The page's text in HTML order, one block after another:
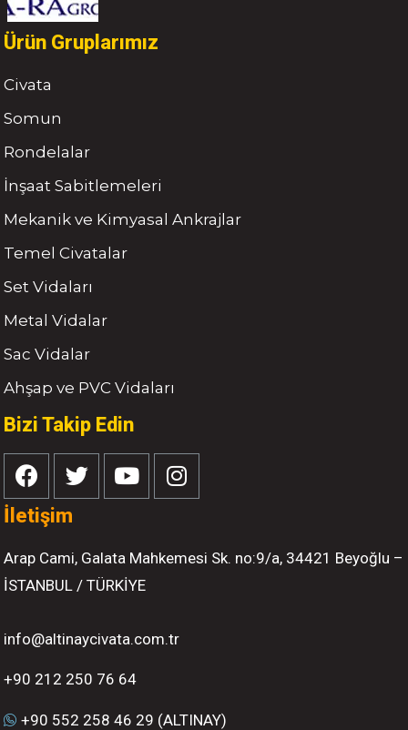
Ürün Gruplarımız
Civata
Somun
Rondelalar
İnşaat Sabitlemeleri
Mekanik ve Kimyasal Ankrajlar
Temel Civatalar
Set Vidaları
Metal Vidalar
Sac Vidalar
Ahşap ve PVC Vidaları
Bizi Takip Edin
İletişim
Arap Cami, Galata Mahkemesi Sk. no:9/a, 34421 Beyoğlu –
İSTANBUL / TÜRKİYE
info@altinaycivata.com.tr
+90 212 250 76 64
+90 552 258 46 29 (ALTINAY)